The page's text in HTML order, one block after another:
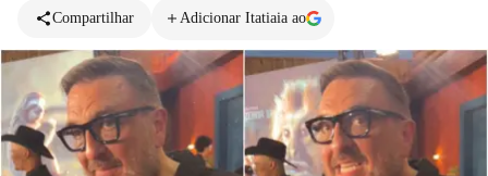
Compartilhar
Adicionar Itatiaia ao